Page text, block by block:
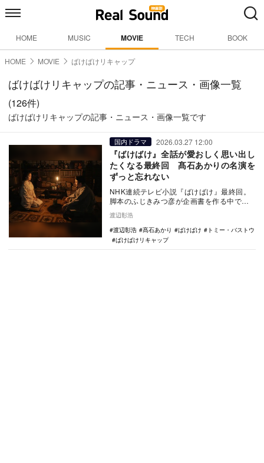
HOME MUSIC MOVIE TECH BOOK
HOME MOVIE ばけばけリキャップ
ばけばけリキャップの記事・ニュース・画像一覧
(126件)
ばけばけリキャップの記事・ニュース・画像一覧です
国内ドラマ 2026.03.27 12:00
『ばけばけ』全話が愛おしく思い出し
たくなる最終回 髙石あかりの名演を
ずっと忘れない
NHK連続テレビ小説『ばけばけ』最終回。
脚本のふじきみつ彦が企画書を作る中でま
ず最初に書いたというキャッチコピー、
「この世はうら…
渡辺彰浩
渡辺彰浩
髙石あかり ばけばけ
トミー・バストウ
ばけばけリキャップ